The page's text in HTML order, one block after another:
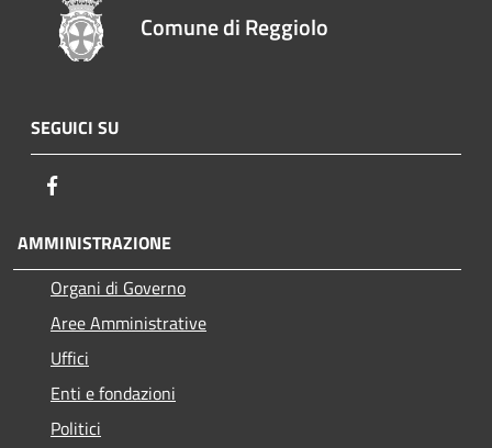
Comune di Reggiolo
SEGUICI SU
AMMINISTRAZIONE
Organi di Governo
Aree Amministrative
Uffici
Enti e fondazioni
Politici